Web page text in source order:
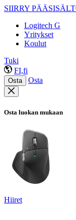
SIIRRY
Logitech G
Yritykset
Koulut
Tuki
FI,fi
Osta Osta
Osta luokan mukaan
Hiiret